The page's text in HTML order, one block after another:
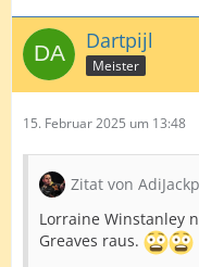
Dartpijl
Meister
15. Februar 2025 um 13:48
Zitat von
Lorraine Winstanley
Greaves raus.